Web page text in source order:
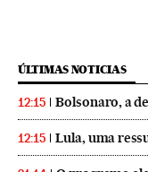
ÚLTIMAS NOTICIAS
12:15 Bolsonaro, a
12:15 Lula, uma